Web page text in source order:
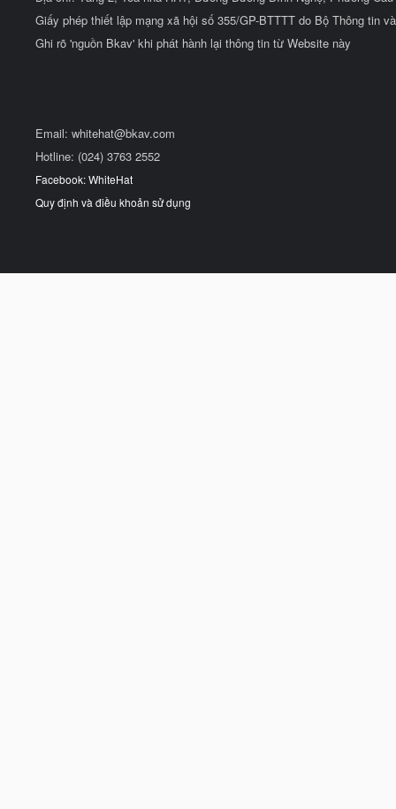
Giấy phép thiết lập mạng xã hội số 355/GP-BTTTT do Bộ Thông tin
Ghi rõ 'nguồn Bkav' khi phát hành lại thông tin từ Website này
Email: whitehat@bkav.com
Hotline: (024) 3763 2552
Facebook: WhiteHat
Quy định và điều khoản sử dụng